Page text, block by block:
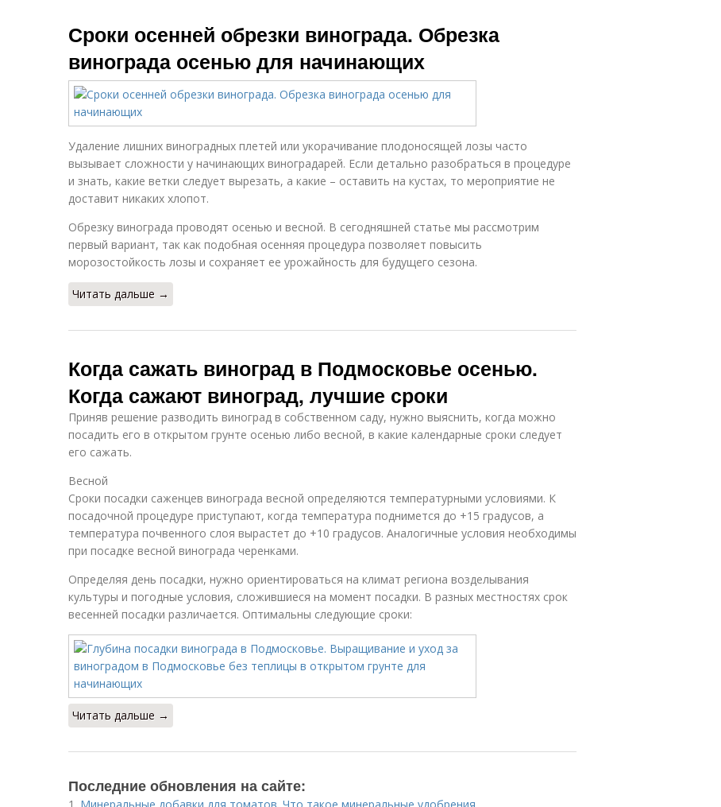
Сроки осенней обрезки винограда. Обрезка
винограда осенью для начинающих
Удаление лишних виноградных плетей или укорачивание плодоносящей лозы часто
вызывает сложности у начинающих виноградарей. Если детально разобраться в процедуре
и знать, какие ветки следует вырезать, а какие – оставить на кустах, то мероприятие не
доставит никаких хлопот.
Обрезку винограда проводят осенью и весной. В сегодняшней статье мы рассмотрим
первый вариант, так как подобная осенняя процедура позволяет повысить
морозостойкость лозы и сохраняет ее урожайность для будущего сезона.
Читать дальше →
Когда сажать виноград в Подмосковье осенью.
Когда сажают виноград, лучшие сроки
Приняв решение разводить виноград в собственном саду, нужно выяснить, когда можно
посадить его в открытом грунте осенью либо весной, в какие календарные сроки следует
его сажать.
Весной
Сроки посадки саженцев винограда весной определяются температурными условиями. К
посадочной процедуре приступают, когда температура поднимется до +15 градусов, а
температура почвенного слоя вырастет до +10 градусов. Аналогичные условия необходимы
при посадке весной винограда черенками.
Определяя день посадки, нужно ориентироваться на климат региона возделывания
культуры и погодные условия, сложившиеся на момент посадки. В разных местностях срок
весенней посадки различается. Оптимальны следующие сроки:
Читать дальше →
Последние обновления на сайте: